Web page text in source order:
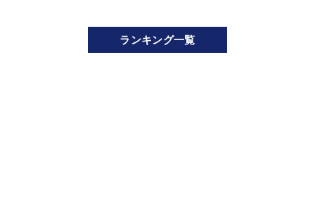
ランキング一覧